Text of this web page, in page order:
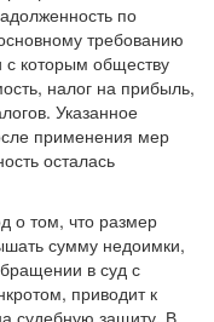
за
по
требованию
с которым обществу
налог на прибыль,
Указанное
применения мер
осталась
о том, что размер
сумму недоимки,
в суд с
приводит к